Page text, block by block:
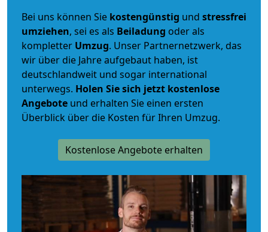
Bei uns können Sie kostengünstig und stressfrei
umziehen, sei es als Beiladung oder als
kompletter Umzug. Unser Partnernetzwerk, das
wir über die Jahre aufgebaut haben, ist
deutschlandweit und sogar international
unterwegs. Holen Sie sich jetzt kostenlose
Angebote und erhalten Sie einen ersten
Überblick über die Kosten für Ihren Umzug.
Kostenlose Angebote erhalten